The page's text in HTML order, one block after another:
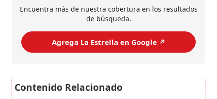
Encuentra más de nuestra cobertura en los resultados
de búsqueda.
Agrega La Estrella en Google ↗️